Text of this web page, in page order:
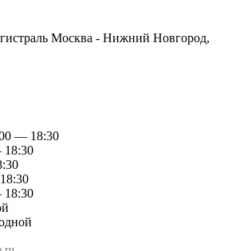
Москва - Нижний Новгород,
— 18:30